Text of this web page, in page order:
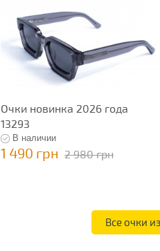
Очки новинка 2026 года
13293
В наличии
1 490 грн 2 980 грн
Все очки